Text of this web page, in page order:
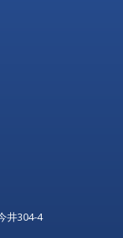
井304-4